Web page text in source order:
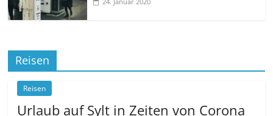
Reisen
Reisen
Urlaub auf Sylt in Zeiten von Corona